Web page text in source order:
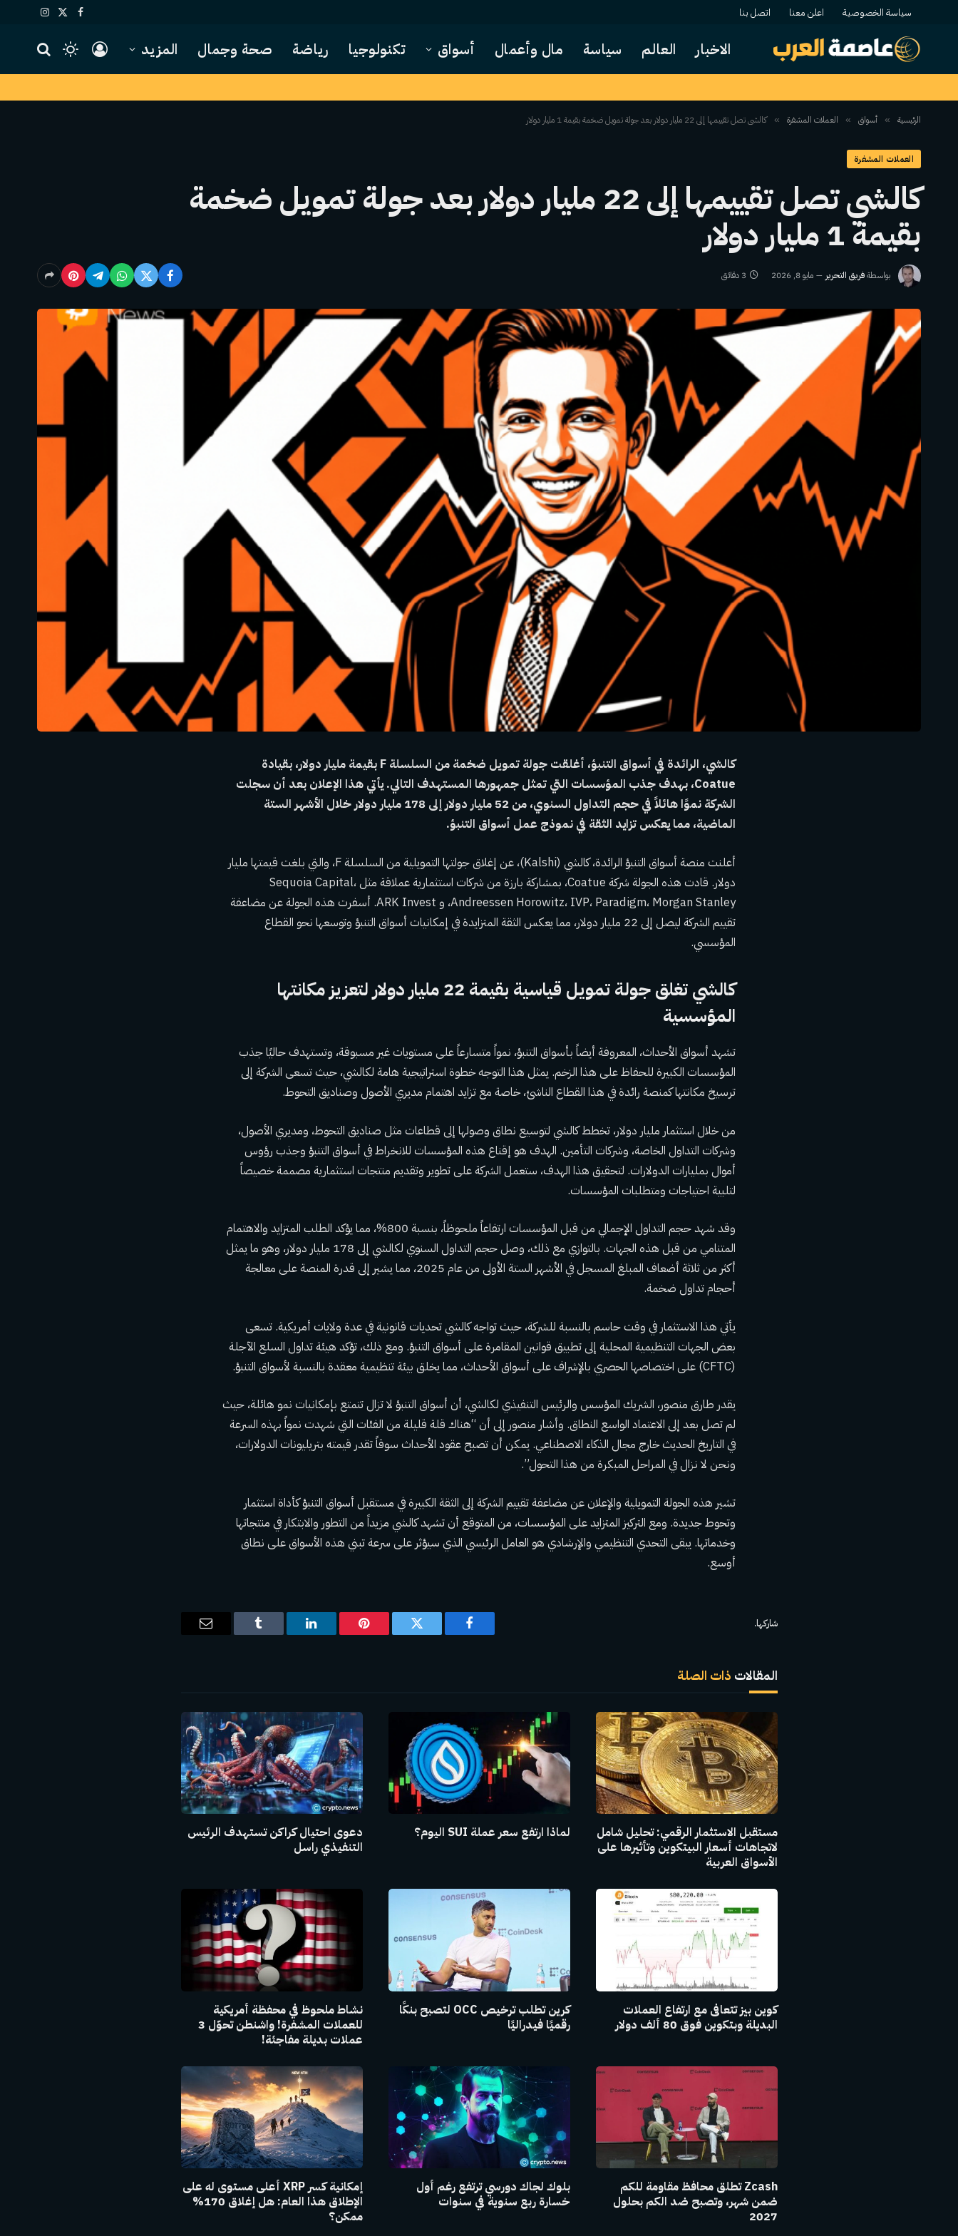
سياسة الخصوصية اعلن معنا اتصل بنا فيسبوك
X
الانستغرام
الاخبار العالم سياسة مال وأعمال أسواق تكنولوجيا رياضة صحة وجمال المزيد
الرئيسية » أسواق » العملات المشفرة » كالشي تصل تقييمها إلى 22 مليار دولار بعد جولة تمويل ضخمة بقيمة 1 مليار دولار
العملات المشفرة
كالشي تصل تقييمها إلى 22 مليار دولار بعد جولة تمويل ضخمة
بقيمة 1 مليار دولار
بواسطةفريق التحرير مايو 8, 2026 3 دقائق
كالشي، الرائدة في أسواق التنبؤ، أغلقت جولة تمويل ضخمة من السلسلة F بقيمة مليار دولار، بقيادة
Coatue، بهدف جذب المؤسسات التي تمثل جمهورها المستهدف التالي. يأتي هذا الإعلان بعد أن سجلت
الشركة نموًا هائلاً في حجم التداول السنوي، من 52 مليار دولار إلى 178 مليار دولار خلال الأشهر الستة
الماضية، مما يعكس تزايد الثقة في نموذج عمل أسواق التنبؤ.
أعلنت منصة أسواق التنبؤ الرائدة، كالشي (Kalshi)، عن إغلاق جولتها التمويلية من السلسلة F، والتي بلغت قيمتها مليار
دولار. قادت هذه الجولة شركة Coatue، بمشاركة بارزة من شركات استثمارية عملاقة مثل Sequoia Capital،
Andreessen Horowitz، IVP، Paradigm، Morgan Stanley، و ARK Invest. أسفرت هذه الجولة عن مضاعفة
تقييم الشركة ليصل إلى 22 مليار دولار، مما يعكس الثقة المتزايدة في إمكانيات أسواق التنبؤ وتوسعها نحو القطاع
المؤسسي.
كالشي تغلق جولة تمويل قياسية بقيمة 22 مليار دولار لتعزيز مكانتها
المؤسسية
تشهد أسواق الأحداث، المعروفة أيضاً بأسواق التنبؤ، نمواً متسارعاً على مستويات غير مسبوقة، وتستهدف حاليًا جذب
المؤسسات الكبيرة للحفاظ على هذا الزخم. يمثل هذا التوجه خطوة استراتيجية هامة لكالشي، حيث تسعى الشركة إلى
ترسيخ مكانتها كمنصة رائدة في هذا القطاع الناشئ، خاصة مع تزايد اهتمام مديري الأصول وصناديق التحوط.
من خلال استثمار مليار دولار، تخطط كالشي لتوسيع نطاق وصولها إلى قطاعات مثل صناديق التحوط، ومديري الأصول،
وشركات التداول الخاصة، وشركات التأمين. الهدف هو إقناع هذه المؤسسات للانخراط في أسواق التنبؤ وجذب رؤوس
أموال بمليارات الدولارات. لتحقيق هذا الهدف، ستعمل الشركة على تطوير وتقديم منتجات استثمارية مصممة خصيصاً
لتلبية احتياجات ومتطلبات المؤسسات.
وقد شهد حجم التداول الإجمالي من قبل المؤسسات ارتفاعاً ملحوظاً، بنسبة 800%، مما يؤكد الطلب المتزايد والاهتمام
المتنامي من قبل هذه الجهات. بالتوازي مع ذلك، وصل حجم التداول السنوي لكالشي إلى 178 مليار دولار، وهو ما يمثل
أكثر من ثلاثة أضعاف المبلغ المسجل في الأشهر الستة الأولى من عام 2025، مما يشير إلى قدرة المنصة على معالجة
أحجام تداول ضخمة.
يأتي هذا الاستثمار في وقت حاسم بالنسبة للشركة، حيث تواجه كالشي تحديات قانونية في عدة ولايات أمريكية. تسعى
بعض الجهات التنظيمية المحلية إلى تطبيق قوانين المقامرة على أسواق التنبؤ. ومع ذلك، تؤكد هيئة تداول السلع الآجلة
(CFTC) على اختصاصها الحصري بالإشراف على أسواق الأحداث، مما يخلق بيئة تنظيمية معقدة بالنسبة لأسواق التنبؤ.
يقدر طارق منصور، الشريك المؤسس والرئيس التنفيذي لكالشي، أن أسواق التنبؤ لا تزال تتمتع بإمكانيات نمو هائلة، حيث
لم تصل بعد إلى الاعتماد الواسع النطاق. وأشار منصور إلى أن “هناك قلة قليلة من الفئات التي شهدت نمواً بهذه السرعة
في التاريخ الحديث خارج مجال الذكاء الاصطناعي. يمكن أن تصبح عقود الأحداث سوقاً تقدر قيمته بتريليونات الدولارات،
ونحن لا نزال في المراحل المبكرة من هذا التحول”.
تشير هذه الجولة التمويلية والإعلان عن مضاعفة تقييم الشركة إلى الثقة الكبيرة في مستقبل أسواق التنبؤ كأداة استثمار
وتحوط جديدة. ومع التركيز المتزايد على المؤسسات، من المتوقع أن تشهد كالشي مزيداً من التطور والابتكار في منتجاتها
وخدماتها. يبقى التحدي التنظيمي والإرشادي هو العامل الرئيسي الذي سيؤثر على سرعة تبني هذه الأسواق على نطاق
أوسع.
شاركها.
فيسبوك تويتر بينتيريستلينكدإن Tumblr
البريد
المقالات ذات الصلة
مستقبل الاستثمار الرقمي: تحليل شامل
لاتجاهات أسعار البيتكوين وتأثيرها على
الأسواق العربية
لماذا ارتفع سعر عملة SUI اليوم؟
دعوى احتيال كراكن تستهدف الرئيس
التنفيذي راسل
كوين بيز تتعافى مع ارتفاع العملات
البديلة وبتكوين فوق 80 ألف دولار
كرين تطلب ترخيص OCC لتصبح بنكًا
رقميًا فيدراليًا
نشاط ملحوظ في محفظة أمريكية
للعملات المشفرة! واشنطن تحوّل 3
عملات بديلة مفاجئة!
Zcash تطلق محافظ مقاومة للكم
ضمن شهر، وتصبح ضد الكم بحلول
2027
بلوك لجاك دورسي ترتفع رغم أول
خسارة ربع سنوية في سنوات
إمكانية كسر XRP أعلى مستوى له على
الإطلاق هذا العام: هل إغلاق 170%
ممكن؟